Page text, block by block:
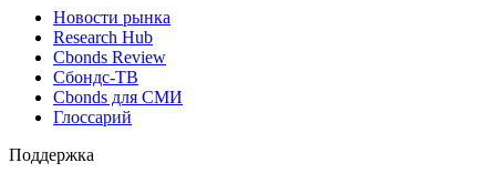
Новости рынка
Research Hub
Cbonds Review
Сбондс-ТВ
Cbonds для СМИ
Глоссарий
Поддержка